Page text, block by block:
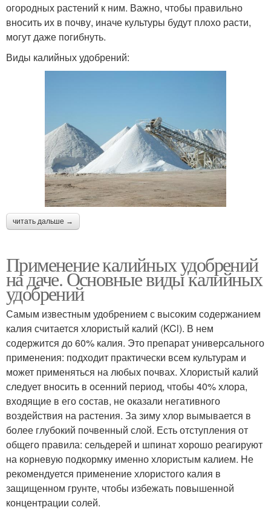
огородных растений к ним. Важно, чтобы правильно
вносить их в почву, иначе культуры будут плохо расти,
могут даже погибнуть.
Виды калийных удобрений:
читать дальше →
Применение калийных удобрений
на даче. Основные виды калийных
удобрений
Самым известным удобрением с высоким содержанием
калия считается хлористый калий (KCl). В нем
содержится до 60% калия. Это препарат универсального
применения: подходит практически всем культурам и
может применяться на любых почвах. Хлористый калий
следует вносить в осенний период, чтобы 40% хлора,
входящие в его состав, не оказали негативного
воздействия на растения. За зиму хлор вымывается в
более глубокий почвенный слой. Есть отступления от
общего правила: сельдерей и шпинат хорошо реагируют
на корневую подкормку именно хлористым калием. Не
рекомендуется применение хлористого калия в
защищенном грунте, чтобы избежать повышенной
концентрации солей.